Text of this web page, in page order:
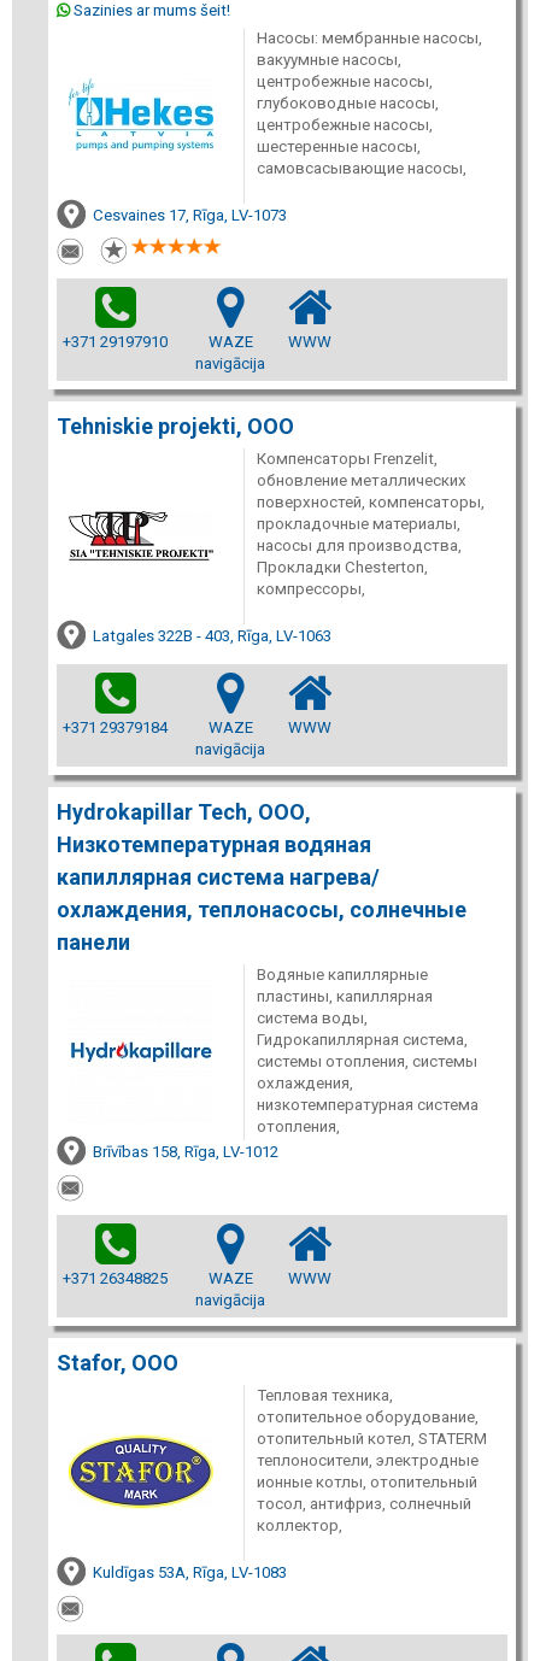
Sazinies ar mums šeit!
Насосы: мембранные насосы,
вакуумные насосы,
центробежные насосы,
глубоководные насосы,
центробежные насосы,
шестеренные насосы,
самовсасывающие насосы,
Cesvaines 17, Rīga, LV-1073
+371 29197910
WAZE
navigācija
WWW
Tehniskie projekti, ООО
Компенсаторы Frenzelit,
обновление металлических
поверхностей, компенсаторы,
прокладочные материалы,
насосы для производства,
Прокладки Chesterton,
компрессоры,
Latgales 322B - 403, Rīga, LV-1063
+371 29379184
WAZE
navigācija
WWW
Hydrokapillar Tech, ООО,
Низкотемпературная водяная
капиллярная система нагрева/
охлаждения, теплонасосы, солнечные
панели
Водяные капиллярные
пластины, капиллярная
система воды,
Гидрокапиллярная система,
системы отопления, системы
охлаждения,
низкотемпературная система
отопления,
Brīvības 158, Rīga, LV-1012
+371 26348825
WAZE
navigācija
WWW
Stafor, ООО
Тепловая техника,
отопительное оборудование,
отопительный котел, STATERM
теплоносители, электродные
ионные котлы, отопительный
тосол, антифриз, солнечный
коллектор,
Kuldīgas 53A, Rīga, LV-1083